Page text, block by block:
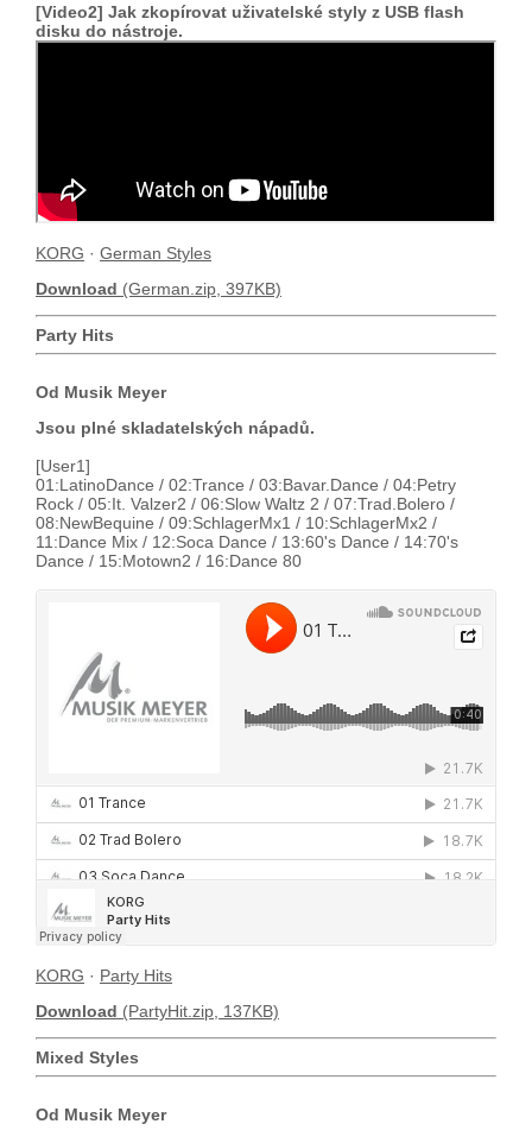
[Video2] Jak zkopírovat uživatelské styly z USB flash
disku do nástroje.
KORG · German Styles
Download (German.zip, 397KB)
Party Hits
Od Musik Meyer
Jsou plné skladatelských nápadů.
[User1]
01:LatinoDance / 02:Trance / 03:Bavar.Dance / 04:Petry
Rock / 05:It. Valzer2 / 06:Slow Waltz 2 / 07:Trad.Bolero /
08:NewBequine / 09:SchlagerMx1 / 10:SchlagerMx2 /
11:Dance Mix / 12:Soca Dance / 13:60's Dance / 14:70's
Dance / 15:Motown2 / 16:Dance 80
KORG · Party Hits
Download (PartyHit.zip, 137KB)
Mixed Styles
Od Musik Meyer